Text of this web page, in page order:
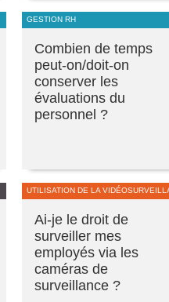
GESTION RH
Combien de temps
peut-on/doit-on
conserver les
évaluations du
personnel ?
UTILISATION DE LA
Ai-je le droit de
surveiller mes
employés via les
caméras de
surveillance ?